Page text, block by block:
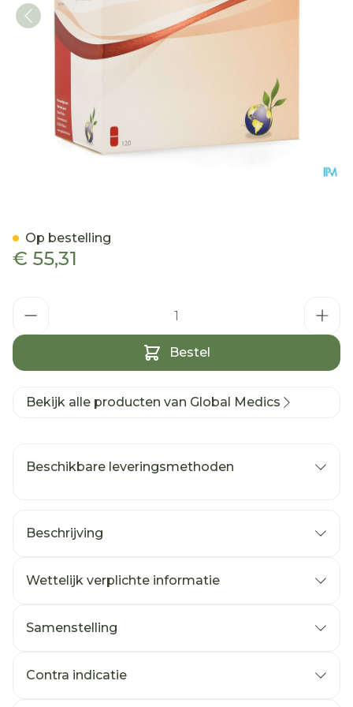
€ 55,31
Bestel
Op bestelling
Bekijk alle producten van Global Medics
Beschikbare leveringsmethoden
Beschrijving
Wettelijk verplichte informatie
Samenstelling
Contra indicatie